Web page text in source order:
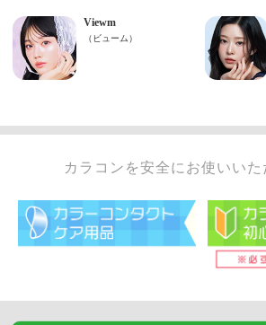
カラコンを安全にお使いいた